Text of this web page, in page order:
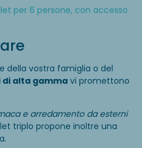
per 6 persone, con accesso
della vostra famiglia o del
alta gammavi promettono
e arredamento da esterni
triplo propone inoltre una